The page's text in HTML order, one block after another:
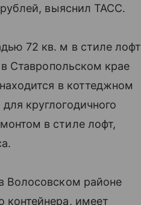
выяснил ТАСС.
72 кв. м в стиле лофт
Ставропольском крае
в коттеджном
круглогодичного
в стиле лофт,
Волосовском районе
контейнера, имеет